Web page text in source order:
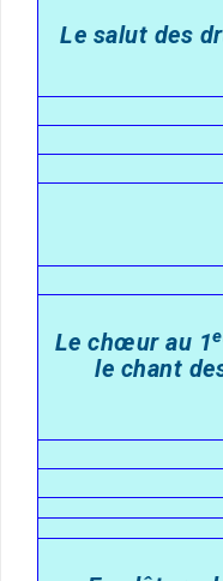
Le salut des
Le chœur au 1
le chant